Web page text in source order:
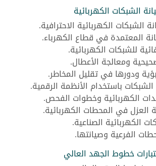
الشبكات الكهربائية
الشبكات الكهربائية الاحترافية.
المعتمدة في قطاع الكهرباء.
للشبكات الكهربائية.
ومعالجة الأعطال.
ودورها في تقليل المخاطر.
الشبكات باستخدام الأنظمة الرقمية.
الكهربائية وخطوات الفحص.
في المحطات الكهربائية.
الكهربائية الصناعية.
الفرعية وصيانتها.
خطوط الجهد العالي